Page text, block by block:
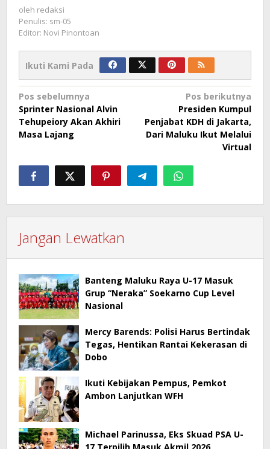
oleh redaksi
Penulis: sm-05
Editor: Novi Pinontoan
Ikuti Kami Pada
Navigasi
pos
Pos sebelumnya
Sprinter Nasional Alvin
Tehupeiory Akan Akhiri
Masa Lajang
Pos berikutnya
Presiden Kumpul
Penjabat KDH di Jakarta,
Dari Maluku Ikut Melalui
Virtual
Jangan Lewatkan
Banteng Maluku Raya U-17 Masuk
Grup “Neraka” Soekarno Cup Level
Nasional
Mercy Barends: Polisi Harus Bertindak
Tegas, Hentikan Rantai Kekerasan di
Dobo
Ikuti Kebijakan Pempus, Pemkot
Ambon Lanjutkan WFH
Michael Parinussa, Eks Skuad PSA U-